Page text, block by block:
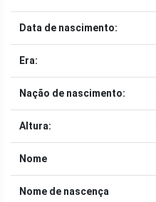
Data de nascimento:
Era:
Nação de nascimento:
Altura:
Nome
Nome de nascença